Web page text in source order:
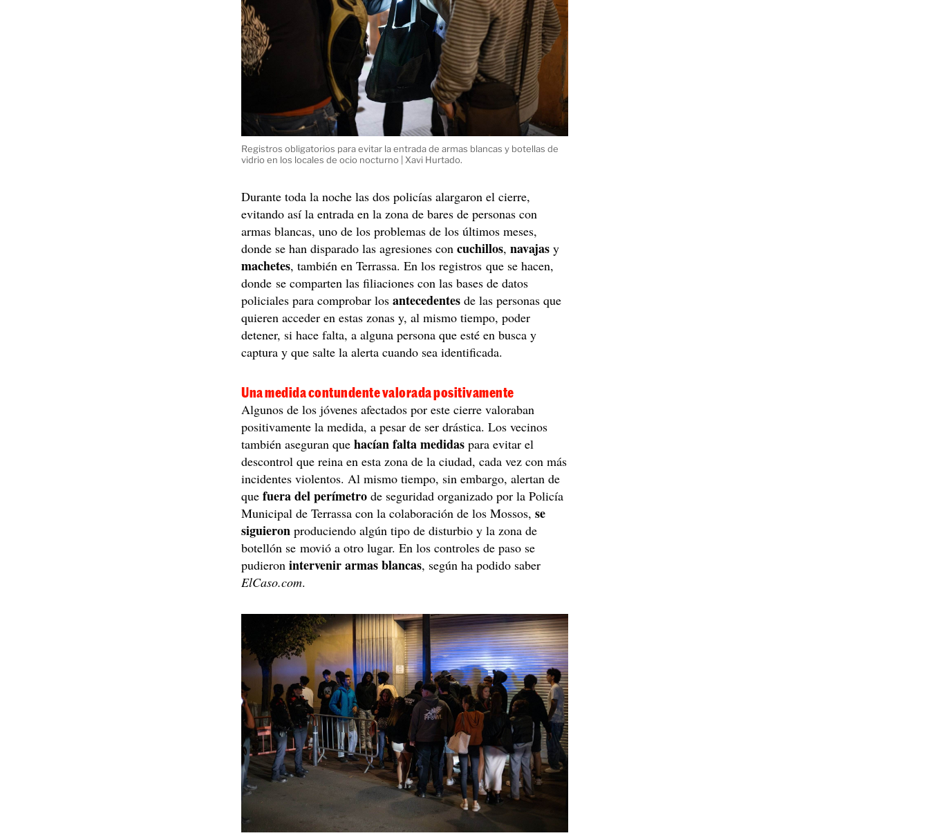
Registros obligatorios para evitar la entrada de armas blancas y botellas de
vidrio en los locales de ocio nocturno | Xavi Hurtado.
Durante toda la noche las dos policías alargaron el cierre,
evitando así la entrada en la zona de bares de personas con
armas blancas, uno de los problemas de los últimos meses,
donde se han disparado las agresiones concuchillos,navajas y
machetes, también en Terrassa. En los registros que se hacen,
donde se comparten las filiaciones con las bases de datos
policiales para comprobar losantecedentes de las personas que
quieren acceder en estas zonas y, al mismo tiempo, poder
detener, si hace falta, a alguna persona que esté en busca y
captura y que salte la alerta cuando sea identificada.
Una medida contundente valorada positivamente
Algunos de los jóvenes afectados por este cierre valoraban
positivamente la medida, a pesar de ser drástica. Los vecinos
también aseguran quehacían falta medidas para evitar el
descontrol que reina en esta zona de la ciudad, cada vez con más
incidentes violentos. Al mismo tiempo, sin embargo, alertan de
quefuera del perímetro de seguridad organizado por la Policía
Municipal de Terrassa con la colaboración de los Mossos,se
siguieron produciendo algún tipo de disturbio y la zona de
botellón se movió a otro lugar. En los controles de paso se
pudieronintervenir armas blancas, según ha podido saber
ElCaso.com.